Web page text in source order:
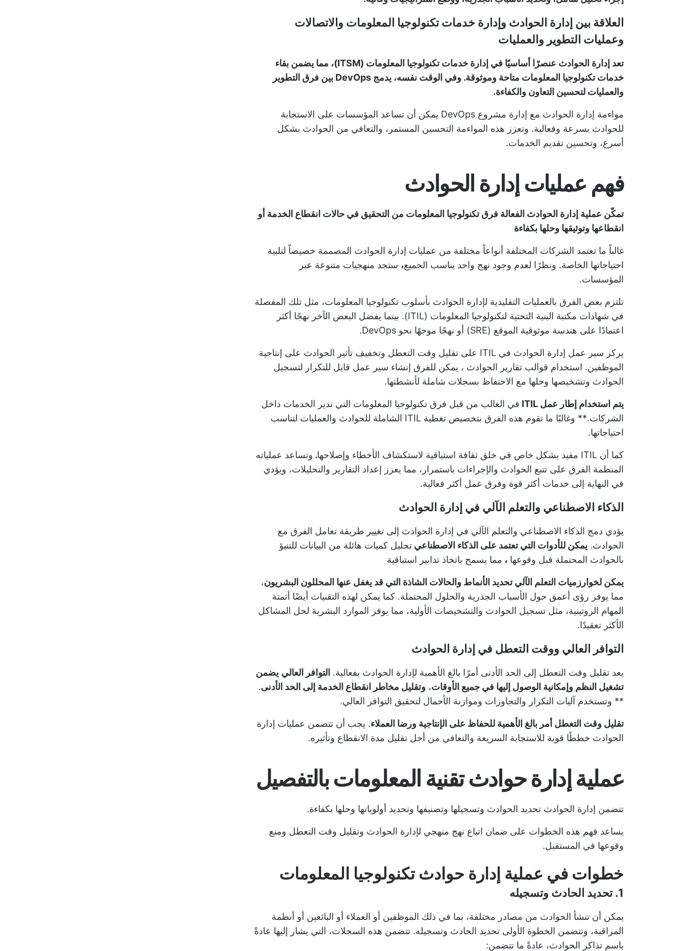
العلاقة بين إدارة الحوادث وإدارة خدمات تكنولوجيا المعلومات والاتصالات
وعمليات التطوير والعمليات
تعد إدارة الحوادث عنصرًا أساسيًا في إدارة خدمات تكنولوجيا المعلومات (ITSM)، مما يضمن بقاء
خدمات تكنولوجيا المعلومات متاحة وموثوقة. وفي الوقت نفسه، يدمج DevOps بين فرق التطوير
والعمليات لتحسين التعاون والكفاءة.
مواءمة إدارة الحوادث مع إدارة مشروع DevOps
يمكن أن تساعد المؤسسات على الاستجابة
للحوادث بسرعة وفعالية. وتعزز هذه المواءمة التحسين المستمر، والتعافي من الحوادث بشكل
أسرع، وتحسين تقديم الخدمات.
فهم عمليات إدارة الحوادث
تمكّن عملية إدارة الحوادث الفعالة فرق تكنولوجيا المعلومات من التحقيق في حالات انقطاع الخدمة أو
انقطاعها وتوثيقها وحلها بكفاءة
غالباً ما تعتمد الشركات المختلفة أنواعاً مختلفة من عمليات إدارة الحوادث المصممة خصيصاً لتلبية
احتياجاتها الخاصة. ونظرًا لعدم وجود نهج واحد يناسب الجميع، ستجد منهجيات متنوعة عبر
المؤسسات.
تلتزم بعض الفرق بالعمليات التقليدية لإدارة الحوادث بأسلوب تكنولوجيا المعلومات، مثل تلك المفصلة
في شهادات مكتبة البنية التحتية لتكنولوجيا المعلومات (ITIL). بينما يفضل البعض الآخر نهجًا أكثر
اعتمادًا على هندسة موثوقية الموقع (SRE) أو نهجًا موجهًا نحو DevOps.
يركز سير عمل إدارة الحوادث في ITIL على تقليل وقت التعطل وتخفيف تأثير الحوادث على إنتاجية
الموظفين. استخدام قوالب تقارير الحوادث ، يمكن للفرق إنشاء سير عمل قابل للتكرار لتسجيل
الحوادث وتشخيصها وحلها مع الاحتفاظ بسجلات شاملة لأنشطتها.
يتم استخدام إطار عمل ITIL
في الغالب من قبل فرق تكنولوجيا المعلومات التي تدير الخدمات داخل
الشركات.** وغالبًا ما تقوم هذه الفرق بتخصيص تغطية ITIL الشاملة للحوادث والعمليات لتناسب
احتياجاتها.
كما أن ITIL مفيد بشكل خاص في خلق ثقافة استباقية لاستكشاف الأخطاء وإصلاحها . وتساعد عملياته
المنظمة الفرق على تتبع الحوادث والإجراءات باستمرار، مما يعزز إعداد التقارير والتحليلات، ويؤدي
في النهاية إلى خدمات أكثر قوة وفرق عمل أكثر فعالية.
الذكاء الاصطناعي والتعلم الآلي في إدارة الحوادث
يؤدي دمج الذكاء الاصطناعي والتعلم الآلي في إدارة الحوادث إلى تغيير طريقة تعامل الفرق مع
الحوادث. يمكن للأدوات التي تعتمد على الذكاء الاصطناعي تحليل كميات هائلة من البيانات للتنبؤ
بالحوادث المحتملة قبل وقوعها ، مما يسمح باتخاذ تدابير استباقية
يمكن لخوارزميات التعلم الآلي تحديد الأنماط والحالات الشاذة التي قد يغفل عنها المحللون البشريون،
مما يوفر رؤى أعمق حول الأسباب الجذرية والحلول المحتملة. كما يمكن لهذه التقنيات أيضًا أتمتة
المهام الروتينية، مثل تسجيل الحوادث والتشخيصات الأولية، مما يوفر الموارد البشرية لحل المشاكل
الأكثر تعقيدًا.
التوافر العالي ووقت التعطل في إدارة الحوادث
يعد تقليل وقت التعطل إلى الحد الأدنى أمرًا بالغ الأهمية لإدارة الحوادث بفعالية. التوافر العالي يضمن
تشغيل النظم وإمكانية الوصول إليها في جميع الأوقات، وتقليل مخاطر انقطاع الخدمة إلى الحد الأدنى.
** وتستخدم آليات التكرار والتجاوزات وموازنة الأحمال لتحقيق التوافر العالي.
تقليل وقت التعطل أمر بالغ الأهمية للحفاظ على الإنتاجية ورضا العملاء. يجب أن تتضمن عمليات إدارة
الحوادث خططًا قوية للاستجابة السريعة والتعافي من أجل تقليل مدة الانقطاع وتأثيره.
عملية إدارة حوادث تقنية المعلومات بالتفصيل
تتضمن إدارة الحوادث تحديد الحوادث وتسجيلها وتصنيفها وتحديد أولوياتها وحلها بكفاءة.
يساعد فهم هذه الخطوات على ضمان اتباع نهج منهجي لإدارة الحوادث وتقليل وقت التعطل ومنع
وقوعها في المستقبل.
خطوات في عملية إدارة حوادث تكنولوجيا المعلومات
1. تحديد الحادث وتسجيله
يمكن أن تنشأ الحوادث من مصادر مختلفة، بما في ذلك الموظفين أو العملاء أو البائعين أو أنظمة
المراقبة، وتتضمن الخطوة الأولى تحديد الحادث وتسجيله. تتضمن هذه السجلات، التي يشار إليها عادةً
باسم تذاكر الحوادث، عادةً ما تتضمن: